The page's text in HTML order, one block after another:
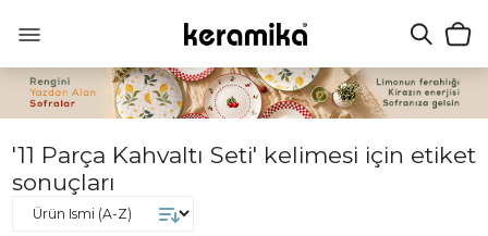
'11 Parça Kahvaltı Seti' kelimesi için etiket
sonuçları